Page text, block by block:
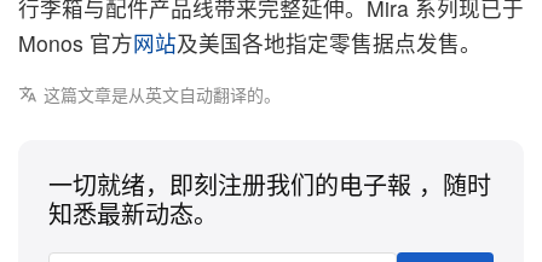
行李箱与配件产品线带来完整延伸。Mira 系列现已于
Monos 官方网站及美国各地指定零售据点发售。
这篇文章是从英文自动翻译的。
一切就绪，即刻注册我们的电子報 ，随时
知悉最新动态。